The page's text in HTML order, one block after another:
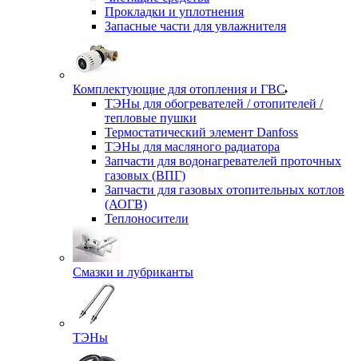
Прокладки и уплотнения
Запасные части для увлажнителя
Комплектующие для отопления и ГВС
ТЭНы для обогревателей / отопителей /
тепловые пушки
Термостатический элемент Danfoss
ТЭНы для масляного радиатора
Запчасти для водонагревателей проточных
газовых (ВПГ)
Запчасти для газовых отопительных котлов
(АОГВ)
Теплоносители
Смазки и лубриканты
ТЭНы